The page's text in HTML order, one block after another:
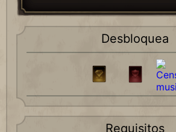
Desbloquea
Requisitos